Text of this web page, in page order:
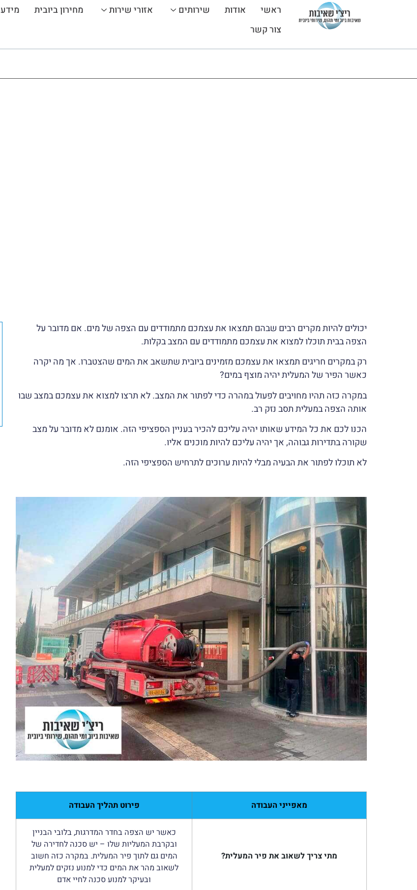
ראשי אודות שירותים אזורי שירות מחירון ביובית מידע
צור קשר
יכולים להיות מקרים רבים שבהם תמצאו את עצמכם מתמודדים עם הצפה של מים. אם מדובר על
הצפה בבית תוכלו למצוא את עצמכם מתמודדים עם המצב בקלות.
רק במקרים חריגים תמצאו את עצמכם מזמינים ביובית שתשאב את המים שהצטברו. אך מה יקרה
כאשר הפיר של המעלית יהיה מוצף במים?
במקרה כזה תהיו מחויבים לפעול במהרה כדי לפתור את המצב. לא תרצו למצוא את עצמכם במצב שבו
אותה הצפה במעלית תסב נזק רב.
הכנו לכם את כל המידע שאותו יהיה עליכם להכיר בעניין הספציפי הזה. אומנם לא מדובר על מצב
שקורה בתדירות גבוהה, אך יהיה עליכם להיות מוכנים אליו.
לא תוכלו לפתור את הבעיה מבלי להיות ערוכים לתרחיש הספציפי הזה.
מאפייני העבודה פירוט תהליך העבודה
מתי צריך לשאוב את פיר המעלית?
כאשר יש הצפה בחדר המדרגות, בלובי הבניין
ובקרבת המעליות שלו – יש סכנה לחדירה של
המים גם לתוך פיר המעלית. במקרה כזה חשוב
לשאוב מהר את המים כדי למנוע נזקים למעלית
ובעיקר למנוע סכנה לחיי אדם